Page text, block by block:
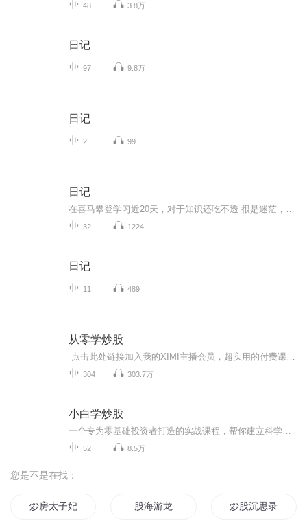
48 3.8万
日记
97 9.8万
日记
2 99
日记
32 1224
日记
11 489
从零学炒股
304 303.7万
小白学炒股
52 8.5万
您是不是在找：
炒房太子妃 股海游龙 炒股沉思录